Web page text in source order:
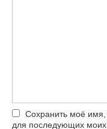
Сохранить моё имя,
для последующих моих